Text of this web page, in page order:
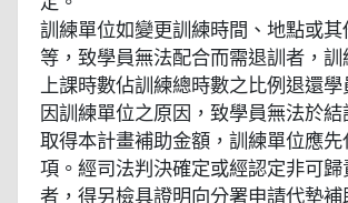
訓練單位如變更訓練時間、地點或
等，致學員無法配合而需退訓者，
上課時數佔訓練總時數之比例退還學
因訓練單位之原因，致學員無法於
取得本計畫補助金額，訓練單位應
項。經司法判決確定或經認定非可
者，得另檢具證明向分署申請代墊補